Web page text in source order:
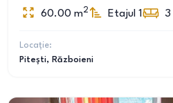
60.00 m2 Etajul 1 3
Locație:
Pitești, Războieni